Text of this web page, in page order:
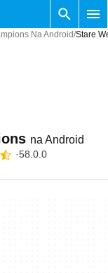
Na Android Stare
na Android
58.0.0